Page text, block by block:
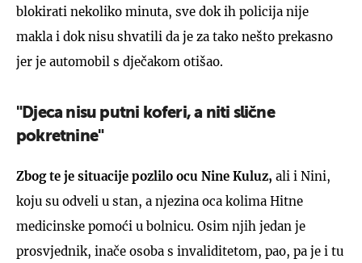
blokirati nekoliko minuta, sve dok ih policija nije
makla i dok nisu shvatili da je za tako nešto prekasno
jer je automobil s dječakom otišao.
"Djeca nisu putni koferi, a niti slične
pokretnine"
Zbog te je situacije pozlilo ocu Nine Kuluz, ali i Nini,
koju su odveli u stan, a njezina oca kolima Hitne
medicinske pomoći u bolnicu. Osim njih jedan je
prosvjednik, inače osoba s invaliditetom, pao, pa je i tu